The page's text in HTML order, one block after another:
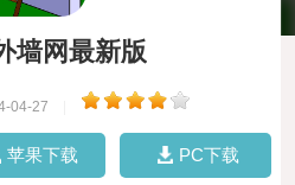
墙网最新版
04-27
苹果下载 PC下载